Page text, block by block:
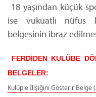
18 yaşından küçük
ise vukuatlı nüfus
belgesinin ibraz
FERDİDEN KULÜBE
BELGELER:
Kulüple İlişiğini Gösterir Belge